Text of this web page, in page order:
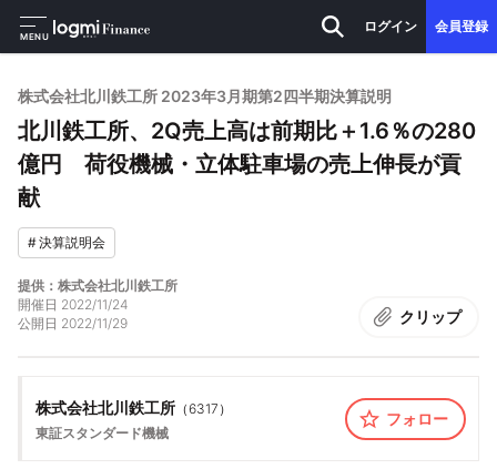
MENU
ログイン 会員登録
株式会社北川鉄工所 2023年3月期第2四半期決算説明
北川鉄工所、2Q売上高は前期比＋1.6％の280
億円 荷役機械・立体駐車場の売上伸長が貢
献
#決算説明会
提供：株式会社北川鉄工所
開催日 2022/11/24
公開日 2022/11/29 クリップ
株式会社北川鉄工所 （6317 ）
東証スタンダード機械
フォロー